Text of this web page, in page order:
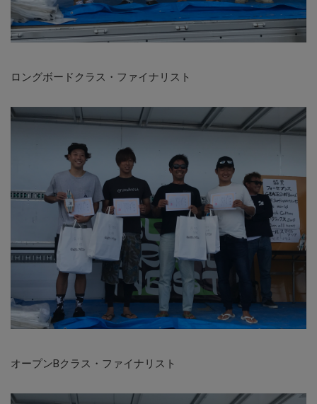
ロングボードクラス・ファイナリスト
オープンBクラス・ファイナリスト